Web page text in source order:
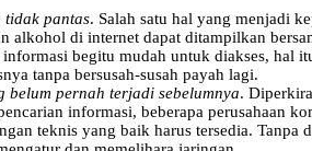
tidak pantas. Salah satu hal yang menjadi
alkohol di internet dapat ditampilkan
informasi begitu mudah untuk diakses, hal
tanpa bersusah-susah payah lagi.
belum pernah terjadi sebelumnya.
informasi, beberapa perusahaan
teknis yang baik harus tersedia.